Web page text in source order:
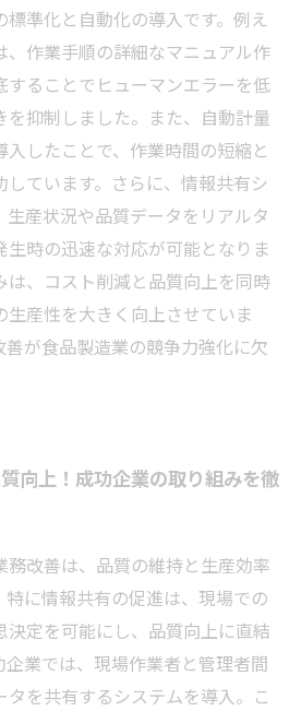
準化と自動化の導入です。例え
、作業手順の詳細なマニュアル作
することでヒューマンエラーを低
を抑制しました。また、自動計量
したことで、作業時間の短縮と
ています。さらに、情報共有シ
生産状況や品質データをリアルタ
生時の迅速な対応が可能となりま
は、コスト削減と品質向上を同時
生産性を大きく向上させていま
善が食品製造業の競争力強化に欠
向上！成功企業の取り組みを徹
務改善は、品質の維持と生産効率
特に情報共有の促進は、現場での
決定を可能にし、品質向上に直結
企業では、現場作業者と管理者間
を共有するシステムを導入。こ